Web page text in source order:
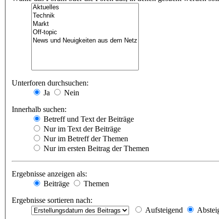
Unterforen durchsuchen:
Ja
Nein
Innerhalb suchen:
Betreff und Text der Beiträge
Nur im Text der Beiträge
Nur im Betreff der Themen
Nur im ersten Beitrag der Themen
Ergebnisse anzeigen als:
Beiträge
Themen
Ergebnisse sortieren nach:
Aufsteigend